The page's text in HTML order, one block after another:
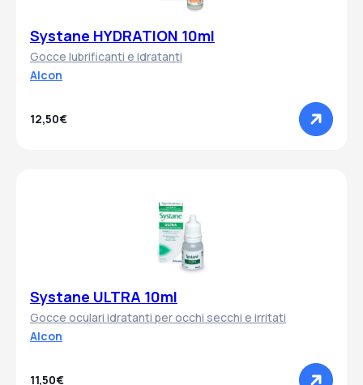
Systane HYDRATION 10ml
Gocce lubrificanti e idratanti
Alcon
12,50€
Systane ULTRA 10ml
Gocce oculari idratanti per occhi secchi e irritati
Alcon
11,50€